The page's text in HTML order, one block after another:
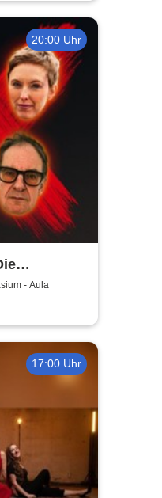
20:00 Uhr
2026
- Aula
17:00 Uhr